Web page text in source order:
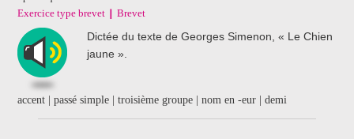
Exercice type brevet
Brevet
Dictée du texte de Georges Simenon, « Le Chien
jaune ».
accent | passé simple | troisième groupe | nom en -eur | demi